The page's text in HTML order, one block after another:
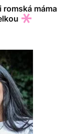
romská máma